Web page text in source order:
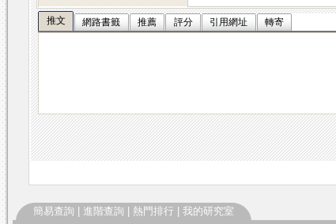
推文 網路書籤 推薦 評分 引用網址 轉寄
簡易查詢 進階查詢 熱門排行 我的研究室